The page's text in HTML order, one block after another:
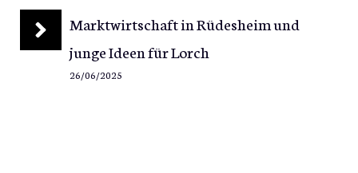
Marktwirtschaft in Rüdesheim und
junge Ideen für Lorch
26/06/2025